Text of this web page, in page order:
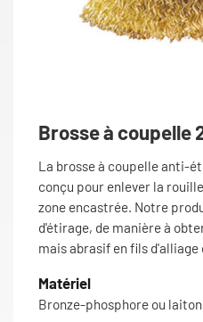
Brosse à coupelle
La brosse à coupelle anti-
conçu pour enlever la
zone encastrée. Notre
d'étirage, de manière à
mais abrasif en fils d'alliage
Matériel
Bronze-phosphore ou laiton